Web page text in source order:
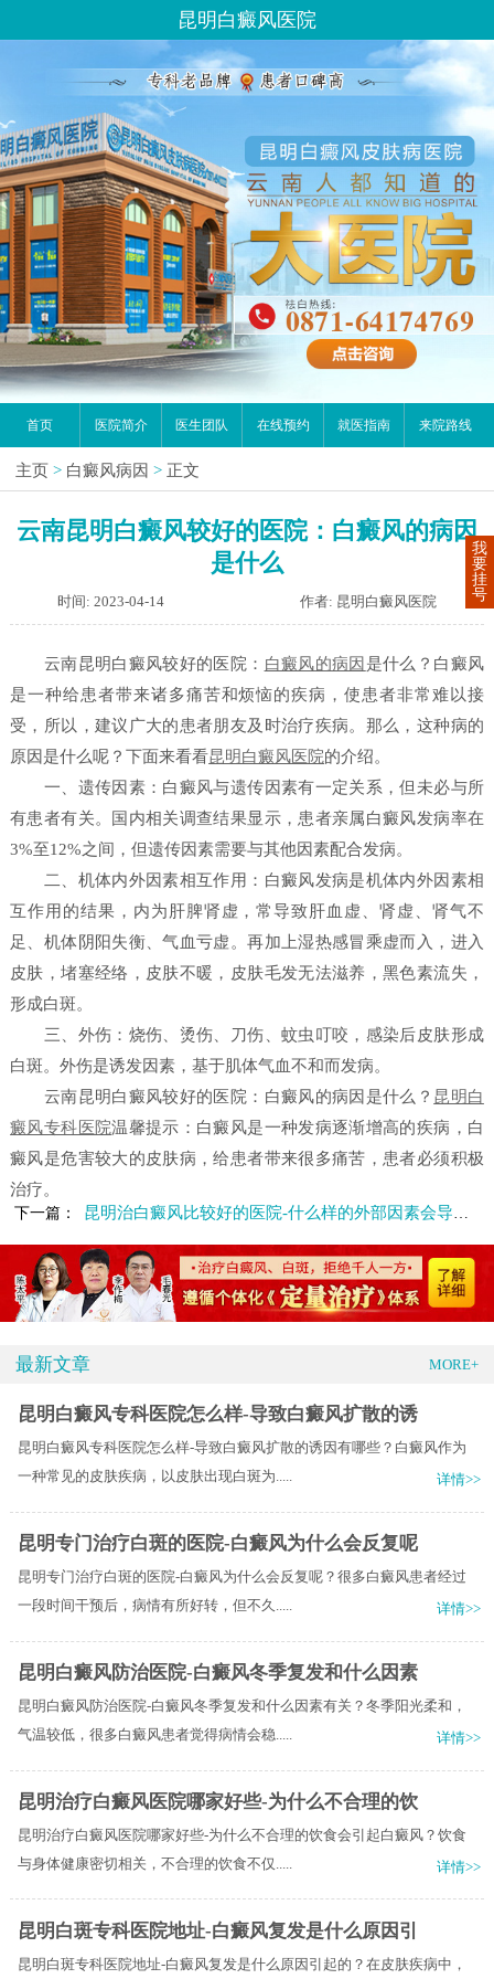
昆明白癜风医院
首页 医院简介 医生团队 在线预约 就医指南 来院路线
主页 > 白癜风病因 > 正文
云南昆明白癜风较好的医院：白癜风的病因
是什么
时间: 2023-04-14 作者: 昆明白癜风医院
云南昆明白癜风较好的医院： 白癜风的病因 是什么？白癜风
是一种给患者带来诸多痛苦和烦恼的疾病，使患者非常难以接
受，所以，建议广大的患者朋友及时治疗疾病。那么，这种病的
原因是什么呢？下面来看看昆明白癜风医院的介绍。
一、遗传因素：白癜风与遗传因素有一定关系，但未必与所
有患者有关。国内相关调查结果显示，患者亲属白癜风发病率在
3%至12%之间，但遗传因素需要与其他因素配合发病。
二、机体内外因素相互作用：白癜风发病是机体内外因素相
互作用的结果，内为肝脾肾虚，常导致肝血虚、肾虚、肾气不
足、机体阴阳失衡、气血亏虚。再加上湿热感冒乘虚而入，进入
皮肤，堵塞经络，皮肤不暖，皮肤毛发无法滋养，黑色素流失，
形成白斑。
三、外伤：烧伤、烫伤、刀伤、蚊虫叮咬，感染后皮肤形成
白斑。外伤是诱发因素，基于肌体气血不和而发病。
云南昆明白癜风较好的医院：白癜风的病因是什么？ 昆明白
癜风专科医院温馨提示：白癜风是一种发病逐渐增高的疾病，白
癜风是危害较大的皮肤病，给患者带来很多痛苦，患者必须积极
治疗。
下一篇： 昆明治白癜风比较好的医院-什么样的外部因素会导致白癜风呢
最新文章 MORE+
昆明白癜风专科医院怎么样-导致白癜风扩散的诱
昆明白癜风专科医院怎么样-导致白癜风扩散的诱因有哪些？白癜风作为
一种常见的皮肤疾病，以皮肤出现白斑为.....
详情>>
昆明专门治疗白斑的医院-白癜风为什么会反复呢
昆明专门治疗白斑的医院-白癜风为什么会反复呢？很多白癜风患者经过
一段时间干预后，病情有所好转，但不久.....
详情>>
昆明白癜风防治医院-白癜风冬季复发和什么因素
昆明白癜风防治医院-白癜风冬季复发和什么因素有关？冬季阳光柔和，
气温较低，很多白癜风患者觉得病情会稳.....
详情>>
昆明治疗白癜风医院哪家好些-为什么不合理的饮
昆明治疗白癜风医院哪家好些-为什么不合理的饮食会引起白癜风？饮食
与身体健康密切相关，不合理的饮食不仅.....
详情>>
昆明白斑专科医院地址-白癜风复发是什么原因引
昆明白斑专科医院地址-白癜风复发是什么原因引起的？在皮肤疾病中，
我
要
挂
号